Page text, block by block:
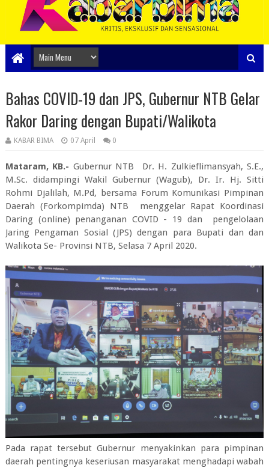
Bahas COVID-19 dan JPS, Gubernur NTB Gelar
Rakor Daring dengan Bupati/Walikota
KABAR BIMA 07 April 0
Mataram, KB.- Gubernur NTB Dr. H. Zulkieflimansyah, S.E.,
M.Sc. didampingi Wakil Gubernur (Wagub), Dr. Ir. Hj. Sitti
Rohmi Djalilah, M.Pd, bersama Forum Komunikasi Pimpinan
Daerah (Forkompimda) NTB menggelar Rapat Koordinasi
Daring (online) penanganan COVID - 19 dan pengelolaan
Jaring Pengaman Sosial (JPS) dengan para Bupati dan dan
Walikota Se- Provinsi NTB, Selasa 7 April 2020.
Pada rapat tersebut Gubernur menyakinkan para pimpinan
daerah pentingnya keseriusan masyarakat menghadapi wabah